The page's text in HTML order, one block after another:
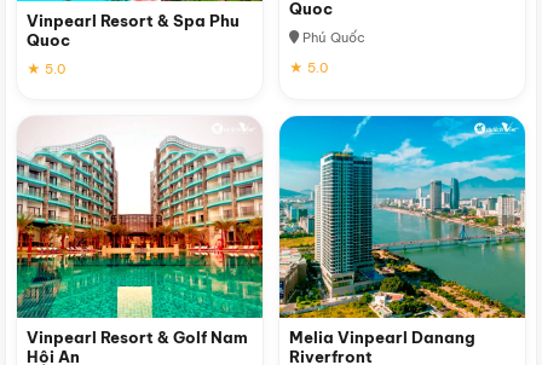
Vinpearl Resort & Spa Phu
Quoc
★ 5.0
Quoc
Phú Quốc
★ 5.0
Vinpearl Resort & Golf Nam
Hội An
Melia Vinpearl Danang
Riverfront